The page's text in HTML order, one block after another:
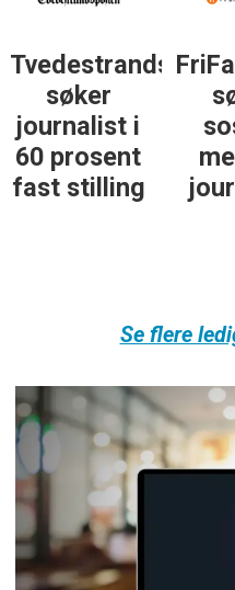
søker
journalist i
60 prosent
fast stilling
Se flere